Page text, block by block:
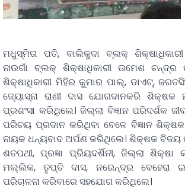
ମଧୁସ୍ମିତା ପତି, ବାଲିକୁଦା ବ୍ଲକ୍
ନାଉଗାଁ ବ୍ଲକ୍ ଶିକ୍ଷାଧିକାରୀ ଉମେଶ
ଶିକ୍ଷାଧିକାରୀ ମିହିର କୁମାର ପାଲ୍, ଡାଏଟ୍,
ଜ୍ୟୋସ୍ନା ରାଣୀ ଦାସ ଯୋଗଦାନକରି
ପ୍ରଶଂସା କରିଥିଲେ। ଜିଲ୍ଲା ବିଜ୍ଞାନ ପରିଦର୍ଶକ
ପରିଚୟ ପ୍ରଦାନ କରିଥିବା ବେଳେ ବିଜ୍ଞାନ
ନାୟକ ଧନ୍ୟବାଦ ଅର୍ପଣ କରିଥିଲେ। ଶିକ୍ଷକ ବିଜୟ
ଶତପଥୀ, ପ୍ରଜ୍ଞା ପ୍ରିୟଦର୍ଶିନୀ, ଜିଲ୍ଲା ଶିକ୍ଷା
ମଲ୍ଲିକ, ତୃପ୍ତି ଦାସ, ନରେନ୍ଦ୍ର ବେହେରା
ପରିଚାଳନା କରିବାରେ ସହଯୋଗ କରିଥିଲେ।